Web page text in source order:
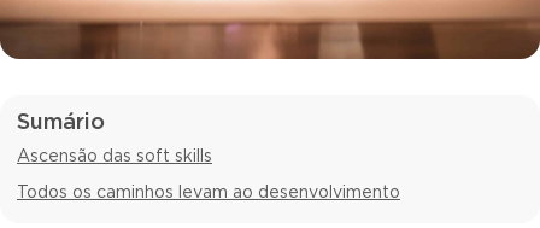
Sumário
Ascensão das soft skills
Todos os caminhos levam ao desenvolvimento